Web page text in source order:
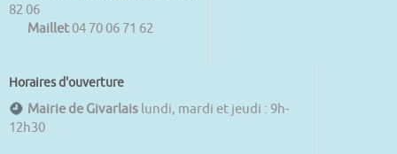
82 06
Maillet 04 70 06 71 62
Horaires d'ouverture
Mairie de Givarlais lundi, mardi et jeudi : 9h-
12h30